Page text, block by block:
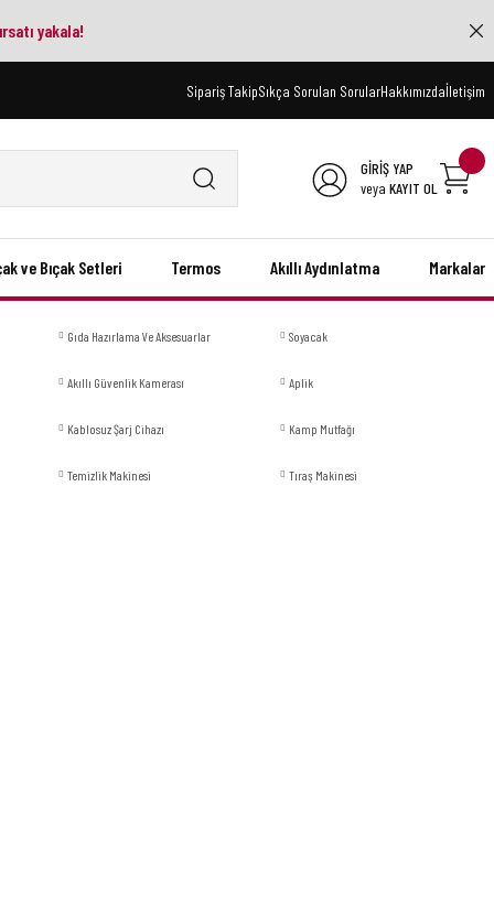
yakala!
Sipariş TakipSıkça Sorulan SorularHakkımızdaİletişim
GİRİŞ YAP
veya KAYIT OL
ve Bıçak Setleri Termos Akıllı Aydınlatma Markalar
Gıda Hazırlama Ve Aksesuarlar Soyacak
Akıllı Güvenlik Kamerası Aplik
Kablosuz Şarj Cihazı Kamp Mutfağı
Temizlik Makinesi Tıraş Makinesi